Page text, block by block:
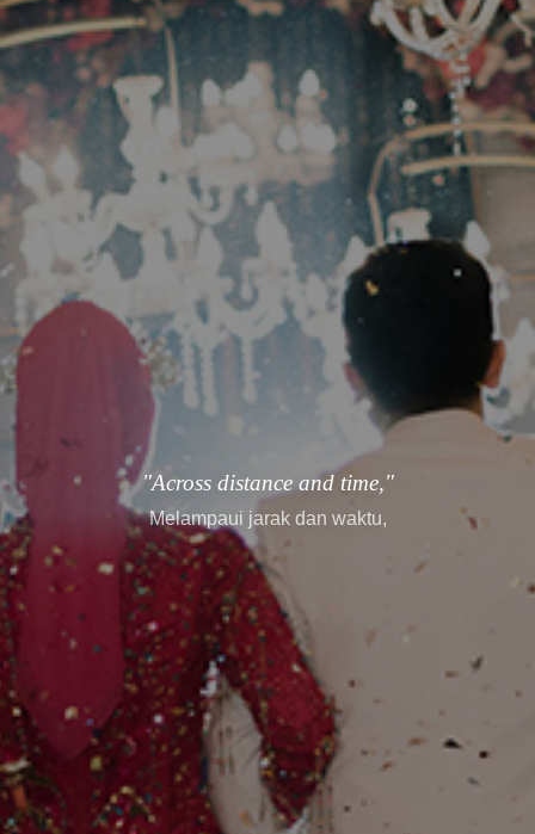
"every story finds its way."
setiap cerita menemukan jalannya.